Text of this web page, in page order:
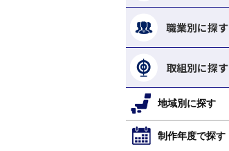
職業別に探す
取組別に探す
地域別に探す
制作年度で探す